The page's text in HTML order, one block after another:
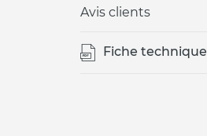
Avis clients
Fiche technique